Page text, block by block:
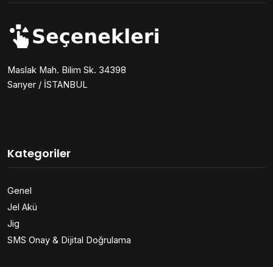
Maslak Mah. Bilim Sk. 34398
Sarıyer / İSTANBUL
Kategoriler
Genel
Jel Akü
Jig
SMS Onay & Dijital Doğrulama